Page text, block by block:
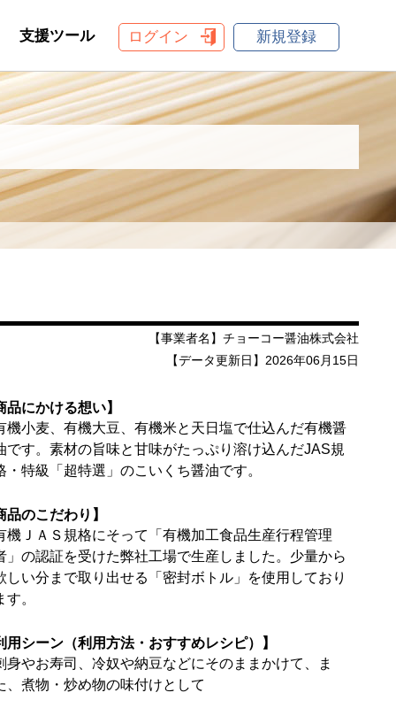
支援ツール ログイン 新規登録
【事業者名】チョーコー醤油株式会社
【データ更新日】2026年06月15日
品にかける想い】
機小麦、有機大豆、有機米と天日塩で仕込んだ有機醤
です。素材の旨味と甘味がたっぷり溶け込んだJAS規
・特級「超特選」のこいくち醤油です。
品のこだわり】
機ＪＡＳ規格にそって「有機加工食品生産行程管理
」の認証を受けた弊社工場で生産しました。少量から
しい分まで取り出せる「密封ボトル」を使用しており
す。
用シーン（利用方法・おすすめレシピ）】
身やお寿司、冷奴や納豆などにそのままかけて、ま
、煮物・炒め物の味付けとして